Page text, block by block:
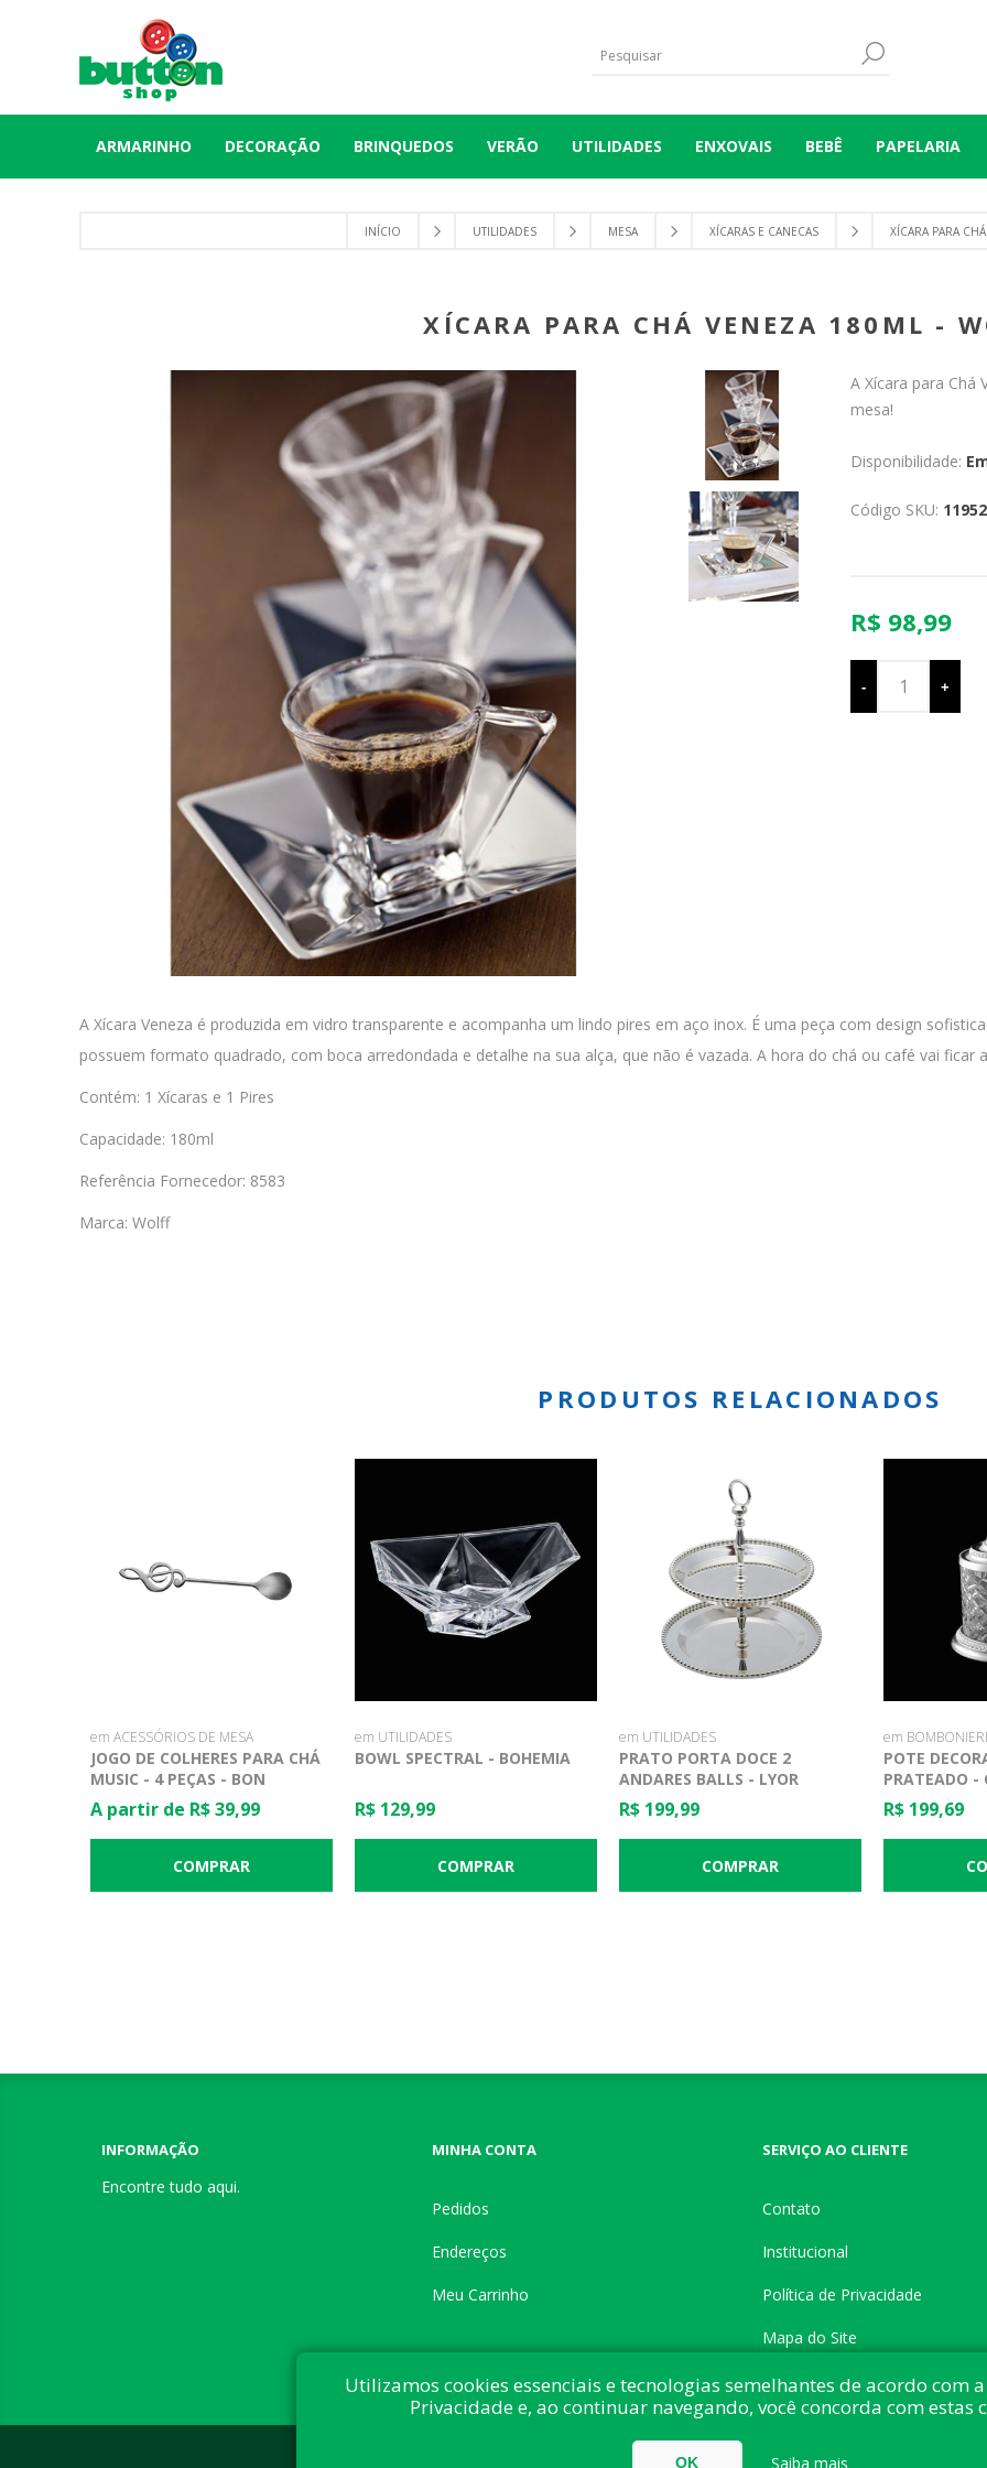
ARMARINHO DECORAÇÃO BRINQUEDOS VERÃO UTILIDADES ENXOVAIS BEBÊ PAPELARIA
INÍCIO UTILIDADES MESA XÍCARAS E CANECAS XÍCARA PARA
XÍCARA PARA CHÁ VENEZA 180ML -
A Xícara para Chá
mesa!
Disponibilidade:
Código SKU:
R$ 98,99
- +
A Xícara Veneza é produzida em vidro transparente e acompanha um lindo pires em aço inox. É uma peça com design
possuem formato quadrado, com boca arredondada e detalhe na sua alça, que não é vazada. A hora do chá ou café vai ficar
Contém: 1 Xícaras e 1 Pires
Capacidade: 180ml
Referência Fornecedor: 8583
Marca: Wolff
PRODUTOS RELACIONADOS
em ACESSÓRIOS DE MESA
JOGO DE COLHERES PARA CHÁ
MUSIC - 4 PEÇAS - BON
GOURMET
A partir de R$ 39,99
em UTILIDADES
BOWL SPECTRAL - BOHEMIA
R$ 129,99
em UTILIDADES
PRATO PORTA DOCE 2
ANDARES BALLS - LYOR
R$ 199,99
em
POTE
PRATEADO -
- 12,5 X
R$ 199,69
INFORMAÇÃO
Encontre tudo aqui.
MINHA CONTA
Pedidos
Endereços
Meu Carrinho
SERVIÇO AO CLIENTE
Contato
Institucional
Política de Privacidade
Mapa do Site
nopCommerce Direitos autorais © 2026 Button Shop. Todos
Utilizamos cookies essenciais e tecnologias semelhantes de acordo com
Privacidade e, ao continuar navegando, você concorda com estas
OK Saiba mais